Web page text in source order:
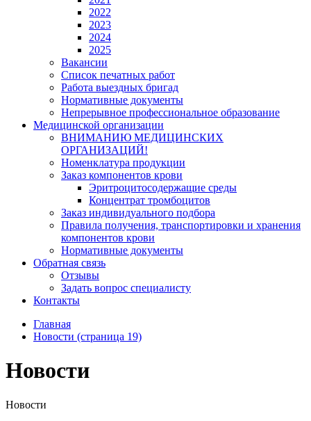
2022
2023
2024
2025
Вакансии
Список печатных работ
Работа выездных бригад
Нормативные документы
Непрерывное профессиональное образование
Медицинской организации
ВНИМАНИЮ МЕДИЦИНСКИХ
ОРГАНИЗАЦИЙ!
Номенклатура продукции
Заказ компонентов крови
Эритроцитосодержащие среды
Концентрат тромбоцитов
Заказ индивидуального подбора
Правила получения, транспортировки и хранения
компонентов крови
Нормативные документы
Обратная связь
Отзывы
Задать вопрос специалисту
Контакты
Главная
Новости (страница 19)
Новости
Новости